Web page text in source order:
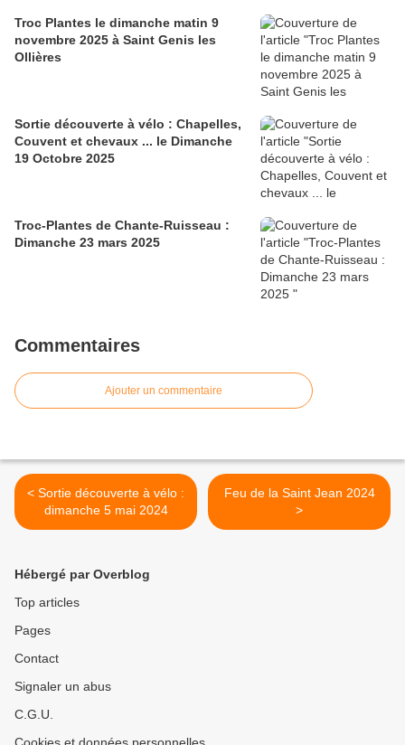
Troc Plantes le dimanche matin 9
novembre 2025 à Saint Genis les
Ollières
Sortie découverte à vélo : Chapelles,
Couvent et chevaux ... le Dimanche
19 Octobre 2025
Troc-Plantes de Chante-Ruisseau :
Dimanche 23 mars 2025
Commentaires
Ajouter un commentaire
< Sortie découverte à vélo :
dimanche 5 mai 2024
Feu de la Saint Jean 2024
>
Hébergé par Overblog
Top articles
Pages
Contact
Signaler un abus
C.G.U.